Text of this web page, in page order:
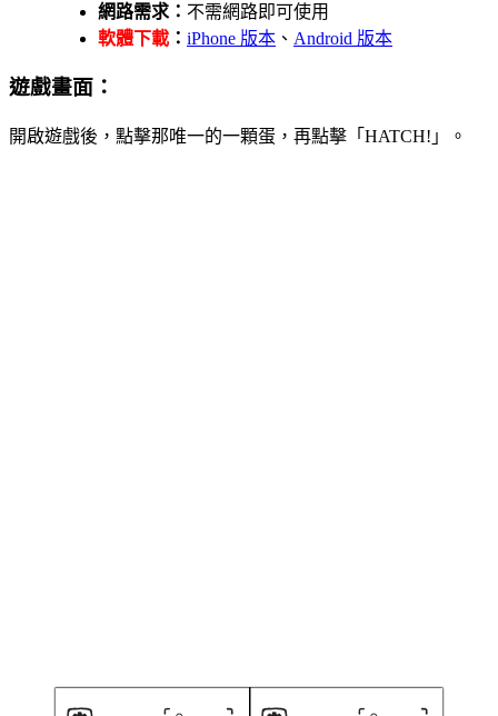
網路需求： 不需網路即可使用
軟體下載 ： iPhone 版本 、 Android 版本
遊戲畫面：
開啟遊戲後，點擊那唯一的一顆蛋，再點擊「HATCH!」。